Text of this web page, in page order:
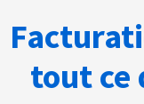
tout ce